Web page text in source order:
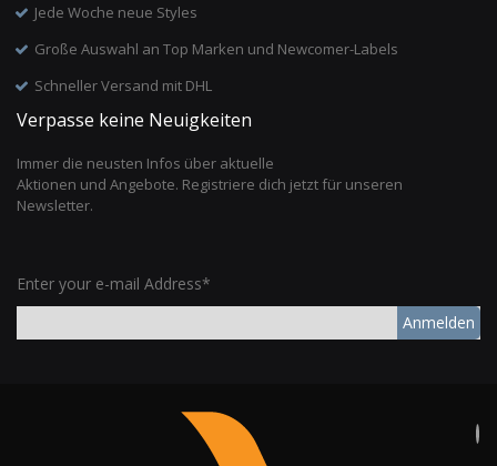
Jede Woche neue Styles
Große Auswahl an Top Marken und Newcomer-Labels
Schneller Versand mit DHL
Verpasse keine Neuigkeiten
Immer die neusten Infos über aktuelle
Aktionen und Angebote. Registriere dich jetzt für unseren
Newsletter.
Enter your e-mail Address*
Anmelden